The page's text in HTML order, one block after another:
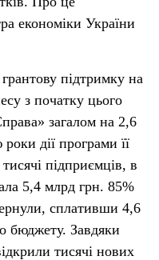
економіки України
підтримку на
з початку цього
загалом на 2,6
дії програми її
підприємців, в
5,4 млрд грн. 85%
сплативши 4,6
бюджету. Завдяки
тисячі нових